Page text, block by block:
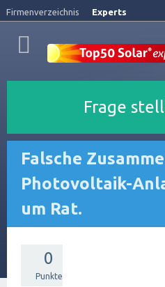
Firmenverzeichnis Experts
Frage
Falsche
Photovoltaik-
um Rat.
0
Punkte